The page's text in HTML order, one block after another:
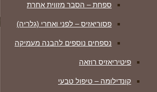
ספחת – הסבר מזווית אחרת
פסוריאזיס – לפני ואחרי (גלריה)
נספחים נוספים להבנה מעמיקה
פיטיריאזיס רוזאה
קונדילומה – טיפול טבעי